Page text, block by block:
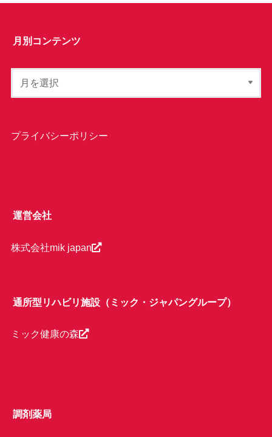
月別コンテンツ
プライバシーポリシー
運営会社
株式会社mik japan
通所型リハビリ施設（ミック・ジャパングループ）
ミック健康の森
調剤薬局